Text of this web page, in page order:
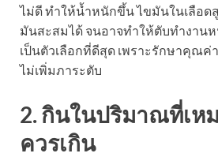
ไม่ดี ทำให้น้ำหนักขึ้น ไขมันในเลือด
มันสะสมได้ จนอาจทำให้ตับทำงาน
เป็นตัวเลือกที่ดีสุด เพราะรักษาคุณค่
ไม่เพิ่มภาระตับ
2. กินในปริมาณที่เห
ควรเกิน